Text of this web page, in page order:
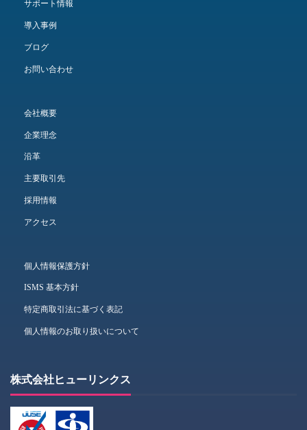
サポート情報
導入事例
ブログ
お問い合わせ
会社概要
企業理念
沿革
主要取引先
採用情報
アクセス
個人情報保護方針
ISMS 基本方針
特定商取引法に基づく表記
個人情報のお取り扱いについて
株式会社ヒューリンクス